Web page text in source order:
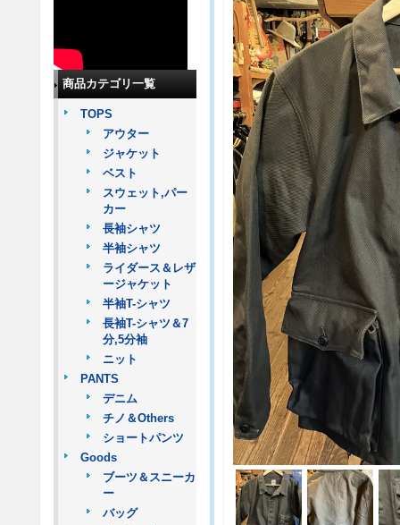
商品カテゴリ一覧
TOPS
アウター
ジャケット
ベスト
スウェット,パー
カー
長袖シャツ
半袖シャツ
ライダース＆レザ
ージャケット
半袖T-シャツ
長袖T-シャツ＆7
分,5分袖
ニット
PANTS
デニム
チノ＆Others
ショートパンツ
Goods
ブーツ＆スニーカ
ー
バッグ